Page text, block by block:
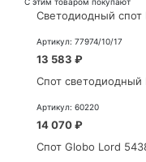
Светодиодный спот
Артикул: 77974/10/17
13 583 ₽
Спот светодиодный
Артикул: 60220
14 070 ₽
Спот Globo Lord